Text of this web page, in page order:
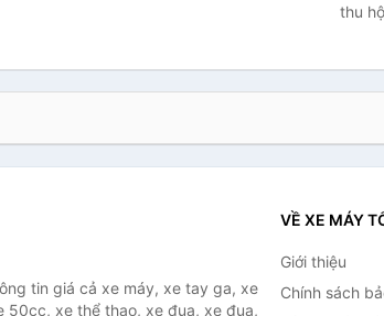
thu
tin giá cả xe máy, xe tay ga, xe
50cc, xe thể thao, xe đua, xe đua,
VỀ XE MÁY
Giới thiệu
Chính sách